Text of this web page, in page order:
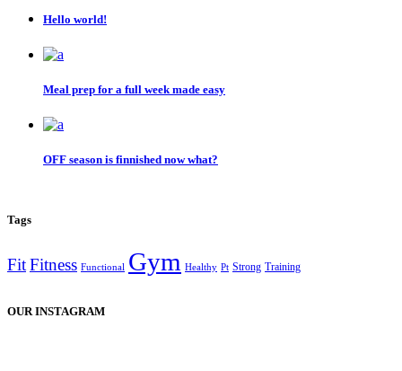
Hello world!
Meal prep for a full week made easy
OFF season is finnished now what?
Tags
FitFitness Functional Gym Healthy Pt Strong Training
OUR INSTAGRAM